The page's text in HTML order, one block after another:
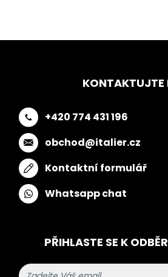
KONTAKTUJTE
+420 774 431 196
obchod@italier.cz
Kontaktní formulář
Whatsapp chat
PŘIHLASTE SE K